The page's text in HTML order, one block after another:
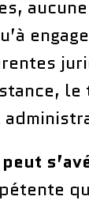
le